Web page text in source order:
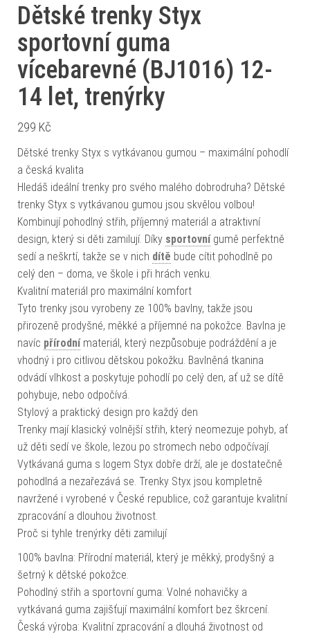
Dětské trenky Styx
sportovní guma
vícebarevné (BJ1016) 12-
14 let, trenýrky
299 Kč
Dětské trenky Styx s vytkávanou gumou – maximální pohodlí
a česká kvalita
Hledáš ideální trenky pro svého malého dobrodruha? Dětské
trenky Styx s vytkávanou gumou jsou skvělou volbou!
Kombinují pohodlný střih, příjemný materiál a atraktivní
design, který si děti zamilují. Díky sportovnígumě perfektně
sedí a neškrtí, takže se v nich dítě bude cítit pohodlně po
celý den – doma, ve škole i při hrách venku.
Kvalitní materiál pro maximální komfort
Tyto trenky jsou vyrobeny ze 100% bavlny, takže jsou
přirozeně prodyšné, měkké a příjemné na pokožce. Bavlna je
navíc přírodnímateriál, který nezpůsobuje podráždění a je
vhodný i pro citlivou dětskou pokožku. Bavlněná tkanina
odvádí vlhkost a poskytuje pohodlí po celý den, ať už se dítě
pohybuje, nebo odpočívá.
Stylový a praktický design pro každý den
Trenky mají klasický volnější střih, který neomezuje pohyb, ať
už děti sedí ve škole, lezou po stromech nebo odpočívají.
Vytkávaná guma s logem Styx dobře drží, ale je dostatečně
pohodlná a nezařezává se. Trenky Styx jsou kompletně
navržené i vyrobené v České republice, což garantuje kvalitní
zpracování a dlouhou životnost.
Proč si tyhle trenýrky děti zamilují
100% bavlna: Přírodní materiál, který je měkký, prodyšný a
šetrný k dětské pokožce.
Pohodlný střih a sportovní guma: Volné nohavičky a
vytkávaná guma zajišťují maximální komfort bez škrcení.
Česká výroba: Kvalitní zpracování a dlouhá životnost od